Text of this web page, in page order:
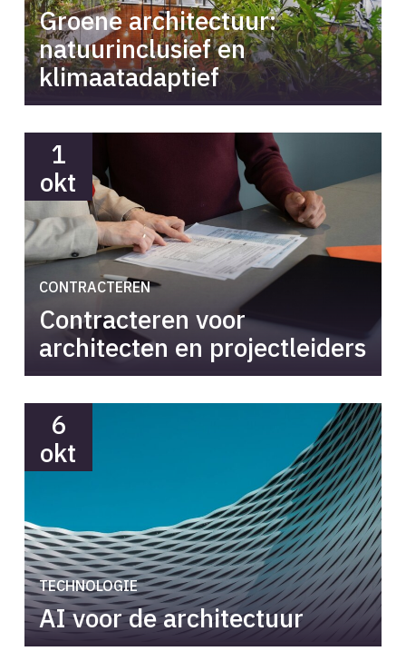
Groene architectuur:
natuurinclusief en
klimaatadaptief
1
okt
CONTRACTEREN
Contracteren voor
architecten en projectleiders
6
okt
TECHNOLOGIE
AI voor de architectuur